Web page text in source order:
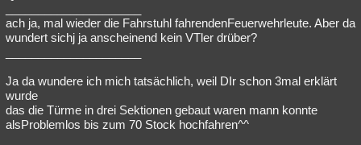
ach ja, mal wieder die Fahrstuhl fahrendenFeuerwehrleute. Aber da
wundert sichj ja anscheinend kein VTler drüber?
Ja da wundere ich mich tatsächlich, weil DIr schon 3mal erklärt
wurde
das die Türme in drei Sektionen gebaut waren mann konnte
alsProblemlos bis zum 70 Stock hochfahren^^